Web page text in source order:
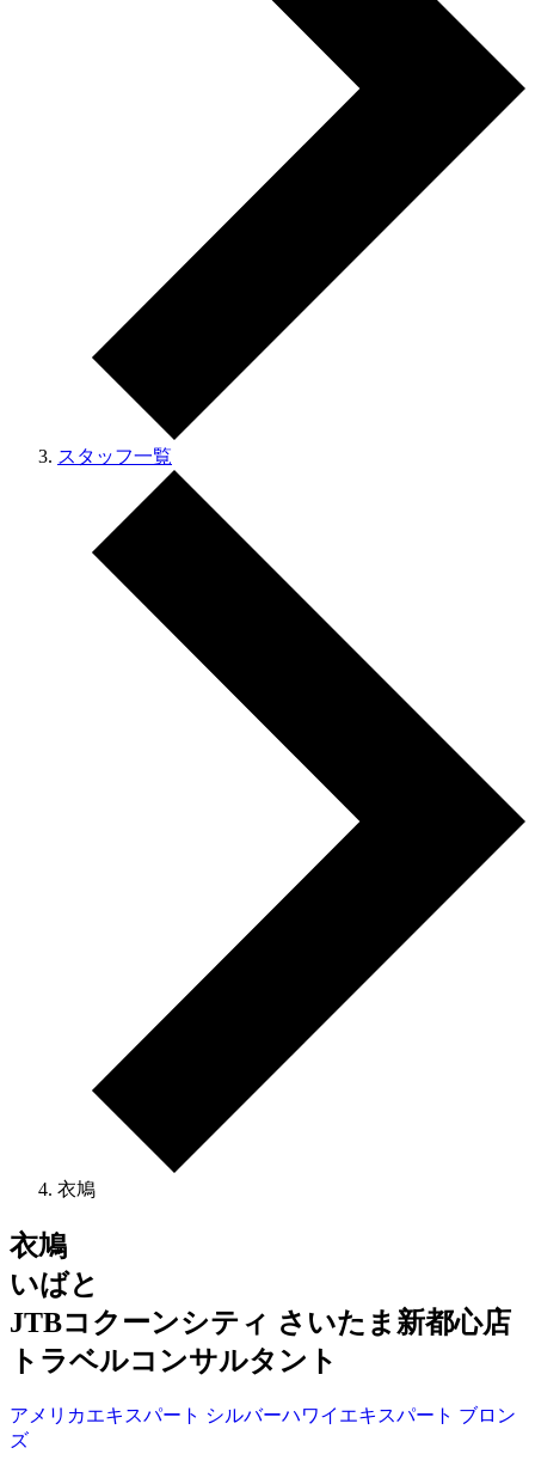
スタッフ一覧
衣鳩
衣鳩
いばと
JTBコクーンシティ さいたま新都心店
トラベルコンサルタント
アメリカエキスパート シルバーハワイ エキスパート ブロン
ズ